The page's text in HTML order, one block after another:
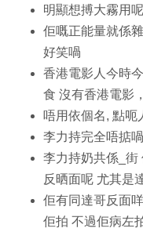
明顯想搏大霧用
佢嘅正能量就係
好笑喎
香港電影人今時
食 沒有香港電影
唔用依個名, 點呃
李力持完全唔掂
李力持奶共係_街
反晒面呢 尤其是
佢有同達哥反面
佢拍 不過佢病左